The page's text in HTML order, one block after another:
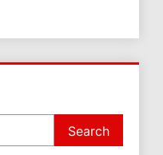
Search